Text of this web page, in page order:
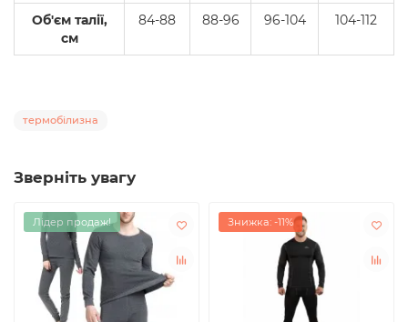
Об'єм талії,
см
84-88 88-96 96-104 104-112
термобілизна
Зверніть увагу
Лідер продаж! Знижка: -11%